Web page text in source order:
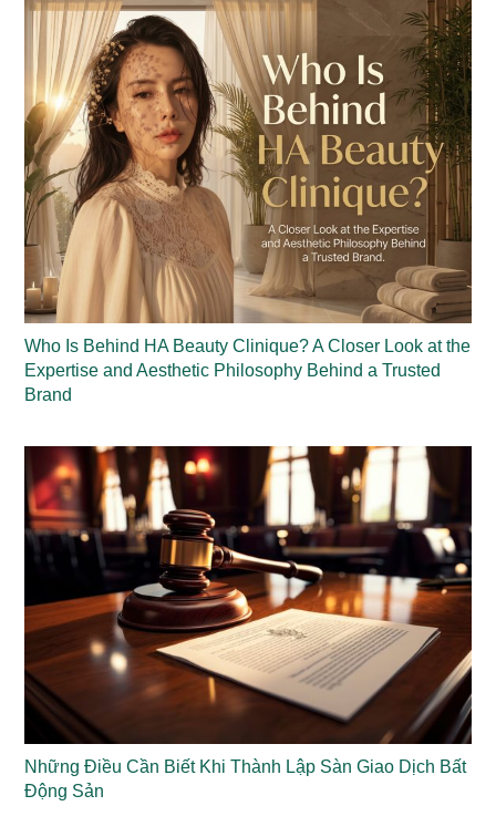
Who Is Behind HA Beauty Clinique? A Closer Look at the
Expertise and Aesthetic Philosophy Behind a Trusted
Brand
Những Điều Cần Biết Khi Thành Lập Sàn Giao Dịch Bất
Động Sản